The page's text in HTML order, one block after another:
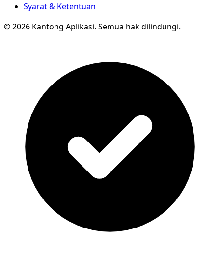
Syarat & Ketentuan
© 2026 Kantong Aplikasi. Semua hak dilindungi.